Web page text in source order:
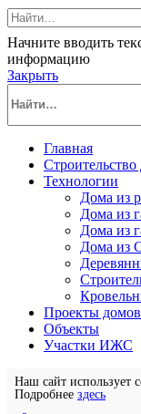
Начните вводить
информацию
Закрыть
Главная
Строительство
Технологии
Дома из
Дома из
Дома из
Дома из
Проекты домов
Объекты
Участки ИЖС
Наш сайт использует
Подробнее здесь